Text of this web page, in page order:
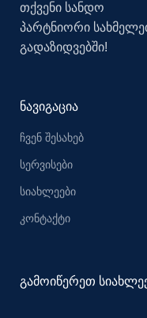
თქვენი სანდო
პარტნიორი
გადაზიდვებში!
ნავიგაცია
ჩვენ შესახებ
სერვისები
სიახლეები
კონტაქტი
გამოიწერეთ